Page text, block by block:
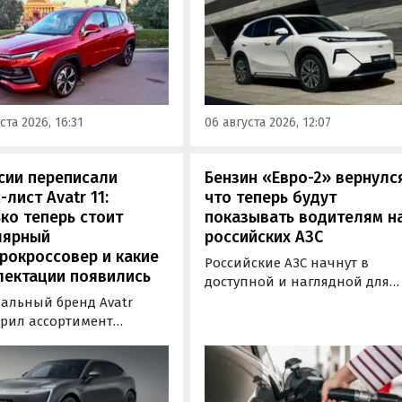
выгодой в размере 360
Получить такую
можно при покупке
автомобиля 2025 или
выпуска в период с 4
сообщили в
компании.
2026, 16:31
новой версии EM-R с
установкой
типа. Автомобиль оснащен
инновационной системой
названием Electric Motor
Extended Range (EM-R) и
заряжаться от 30 до 80%
06 августа 2026, 12:07
переписали
лист Avatr 11:
теперь стоит
и какие
появились
бренд Avatr
ассортимент
Avatr 11 в России
2026 года. Вместе с
его прайс-листа
Бензин «Евро-2»
что теперь будут
показывать водителям
российских АЗС
Российские АЗС начнут в
доступной и наглядной для
отпускаемого топлива. Это
позволит автовладельцам
осознанно выбрать топливо